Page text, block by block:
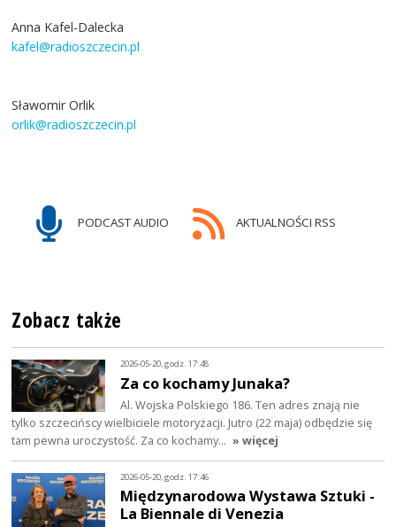
Anna Kafel-Dalecka
kafel@radioszczecin.pl
Sławomir Orlik
orlik@radioszczecin.pl
PODCAST AUDIO AKTUALNOŚCI RSS
Zobacz także
2026-05-20, godz. 17:48
Za co kochamy Junaka?
Al. Wojska Polskiego 186. Ten adres znają nie
tylko szczecińscy wielbiciele motoryzacji. Jutro (22 maja) odbędzie się
tam pewna uroczystość. Za co kochamy… » więcej
2026-05-20, godz. 17:46
Międzynarodowa Wystawa Sztuki -
La Biennale di Venezia